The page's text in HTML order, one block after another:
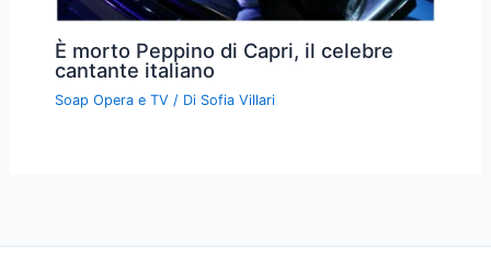
È morto Peppino di Capri, il celebre
cantante italiano
Soap Opera e TV / Di Sofia Villari